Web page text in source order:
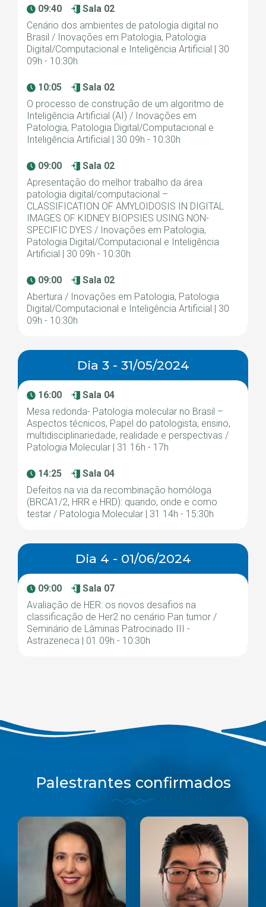
09:40
Sala 02
Cenário dos ambientes de patologia digital no
Brasil / Inovações em Patologia, Patologia
Digital/Computacional e Inteligência Artificial | 30
09h - 10:30h
10:05
Sala 02
O processo de construção de um algoritmo de
Inteligência Artificial (AI) / Inovações em
Patologia, Patologia Digital/Computacional e
Inteligência Artificial | 30 09h - 10:30h
09:00
Sala 02
Apresentação do melhor trabalho da área
patologia digital/computacional –
CLASSIFICATION OF AMYLOIDOSIS IN DIGITAL
IMAGES OF KIDNEY BIOPSIES USING NON-
SPECIFIC DYES / Inovações em Patologia,
Patologia Digital/Computacional e Inteligência
Artificial | 30 09h - 10:30h
09:00
Sala 02
Abertura / Inovações em Patologia, Patologia
Digital/Computacional e Inteligência Artificial | 30
09h - 10:30h
Dia 3 - 31/05/2024
16:00
Sala 04
Mesa redonda- Patologia molecular no Brasil –
Aspectos técnicos, Papel do patologista, ensino,
multidisciplinariedade, realidade e perspectivas /
Patologia Molecular | 31 16h - 17h
14:25
Sala 04
Defeitos na via da recombinação homóloga
(BRCA1/2, HRR e HRD): quando, onde e como
testar / Patologia Molecular | 31 14h - 15:30h
Dia 4 - 01/06/2024
09:00
Sala 07
Avaliação de HER: os novos desafios na
classificação de Her2 no cenário Pan tumor /
Seminário de Lâminas Patrocinado III -
Astrazeneca | 01 09h - 10:30h
Palestrantes confirmados